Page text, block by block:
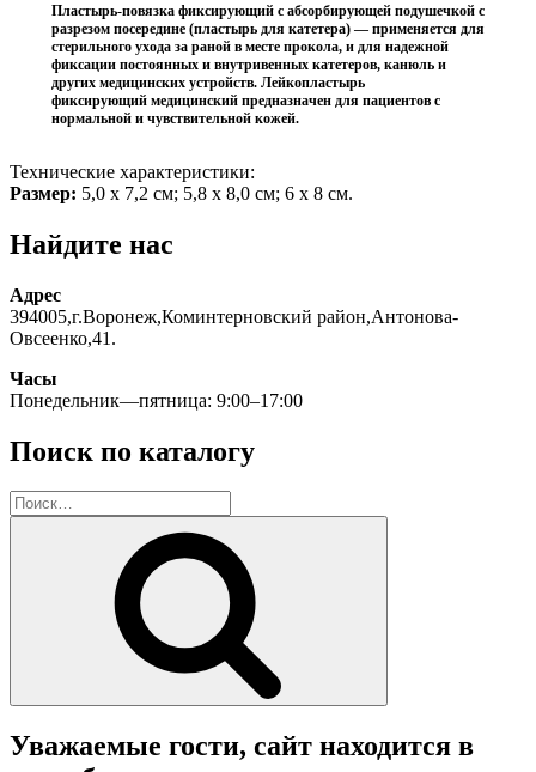
Пластырь-повязка фиксирующий с абсорбирующей подушечкой с
разрезом посередине (пластырь для катетера) — применяется для
стерильного ухода за раной в месте прокола, и для надежной
фиксации постоянных и внутривенных катетеров, канюль и
других медицинских устройств. Лейкопластырь
фиксирующий медицинский предназначен для пациентов с
нормальной и чувствительной кожей.
Технические характеристики:
Размер: 5,0 х 7,2 см; 5,8 х 8,0 см; 6 х 8 см.
Найдите нас
Адрес
394005,г.Воронеж,Коминтерновский район,Антонова-
Овсеенко,41.
Часы
Понедельник—пятница: 9:00–17:00
Поиск по каталогу
Искать:
Уважаемые гости, сайт находится в